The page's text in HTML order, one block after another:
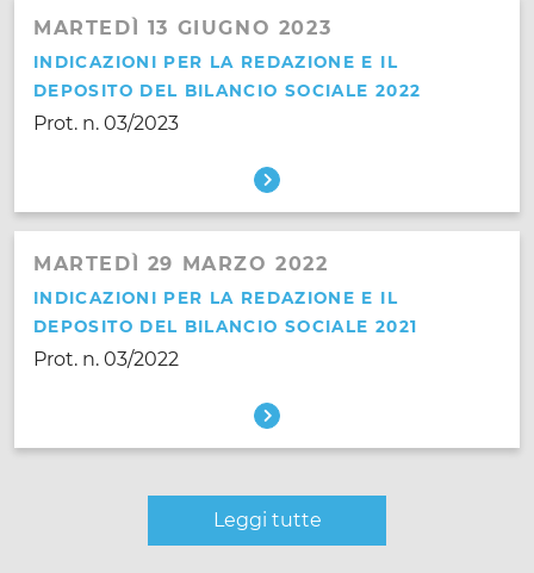
MARTEDÌ 13 GIUGNO 2023
INDICAZIONI PER LA REDAZIONE E IL
DEPOSITO DEL BILANCIO SOCIALE 2022
Prot. n. 03/2023
MARTEDÌ 29 MARZO 2022
INDICAZIONI PER LA REDAZIONE E IL
DEPOSITO DEL BILANCIO SOCIALE 2021
Prot. n. 03/2022
Leggi tutte